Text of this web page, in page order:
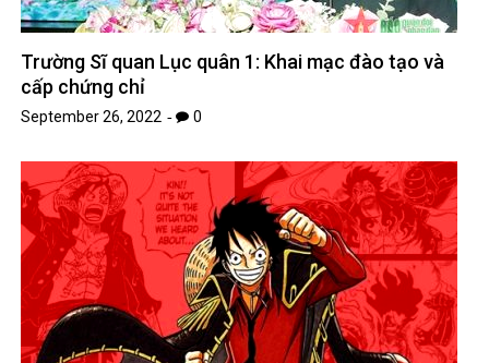
Trường Sĩ quan Lục quân 1: Khai mạc đào tạo và
cấp chứng chỉ
September 26, 2022 0